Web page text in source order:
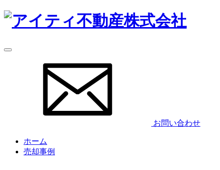
お問い合わせ
ホーム
売却事例